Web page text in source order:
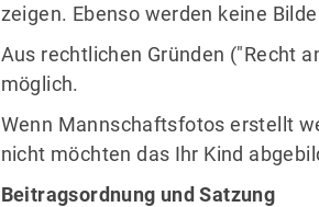
zeigen. Ebenso werden keine
Aus rechtlichen Gründen ("Recht
möglich.
Wenn Mannschaftsfotos erstellt
nicht möchten das Ihr Kind
Beitragsordnung und Satzung